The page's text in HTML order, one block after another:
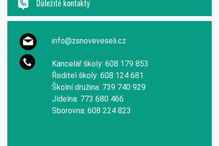
Důležité kontakty
info@zsnoveveseli.cz
Kancelář školy: 608 179 853
Ředitel školy: 608 124 681
Školní družina: 739 740 929
Jídelna: 773 680 466
Sborovna: 608 224 823